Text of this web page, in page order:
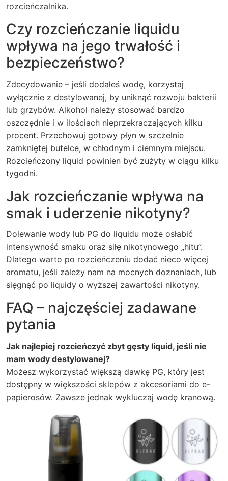
rozcieńczalnika.
Czy rozcieńczanie liquidu
wpływa na jego trwałość i
bezpieczeństwo?
Zdecydowanie – jeśli dodałeś wodę, korzystaj
wyłącznie z destylowanej, by uniknąć rozwoju bakterii
lub grzybów. Alkohol należy stosować bardzo
oszczędnie i w ilościach nieprzekraczających kilku
procent. Przechowuj gotowy płyn w szczelnie
zamkniętej butelce, w chłodnym i ciemnym miejscu.
Rozcieńczony liquid powinien być zużyty w ciągu kilku
tygodni.
Jak rozcieńczanie wpływa na
smak i uderzenie nikotyny?
Dolewanie wody lub PG do liquidu może osłabić
intensywność smaku oraz siłę nikotynowego „hitu”.
Dlatego warto po rozcieńczeniu dodać nieco więcej
aromatu, jeśli zależy nam na mocnych doznaniach, lub
sięgnąć po liquidy o wyższej zawartości nikotyny.
FAQ – najczęściej zadawane
pytania
Jak najlepiej rozcieńczyć zbyt gęsty liquid, jeśli nie
mam wody destylowanej?
Możesz wykorzystać większą dawkę PG, który jest
dostępny w większości sklepów z akcesoriami do e-
papierosów. Zawsze jednak wykluczaj wodę kranową.